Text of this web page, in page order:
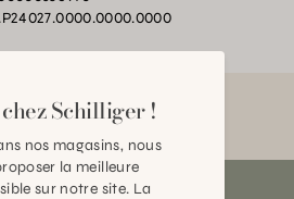
Schilliger !
nos magasins, nous
la meilleure
sur notre site. La